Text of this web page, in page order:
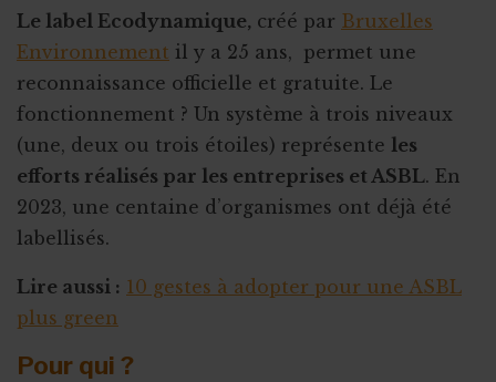
Le label Ecodynamique, créé par Bruxelles
Environnement il y a 25 ans, permet une
reconnaissance officielle et gratuite. Le
fonctionnement ? Un système à trois niveaux
(une, deux ou trois étoiles) représente les
efforts réalisés par les entreprises et ASBL. En
2023, une centaine d’organismes ont déjà été
labellisés.
Lire aussi : 10 gestes à adopter pour une ASBL
plus green
Pour qui ?